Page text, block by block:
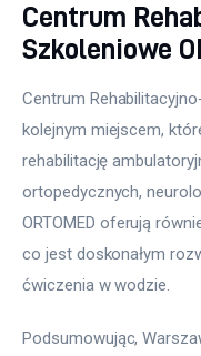
Centrum
Szkoleniowe
Centrum
kolejnym miejscem,
rehabilitację
ortopedycznych,
ORTOMED oferują
co jest doskonałym
ćwiczenia w wodzie.
Podsumowując,